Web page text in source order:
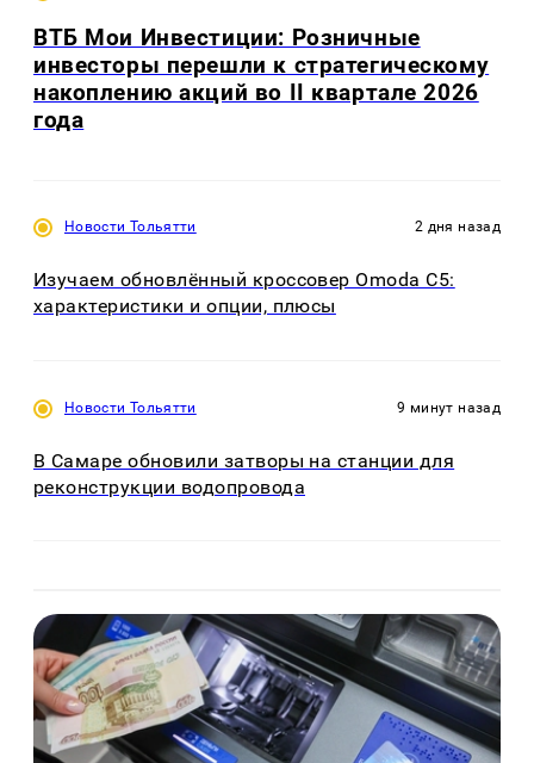
ВТБ Мои Инвестиции: Розничные
инвесторы перешли к стратегическому
накоплению акций во II квартале 2026
года
Новости Тольятти 2 дня назад
Изучаем обновлённый кроссовер Omoda C5:
характеристики и опции, плюсы
Новости Тольятти 9 минут назад
В Самаре обновили затворы на станции для
реконструкции водопровода